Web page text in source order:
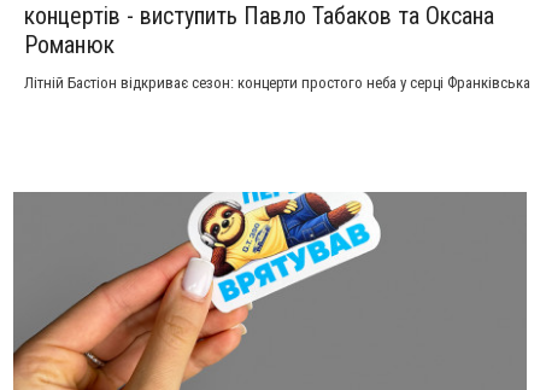
концертів - виступить Павло Табаков та Оксана
Романюк
Літній Бастіон відкриває сезон: концерти простого неба у серці Франківська